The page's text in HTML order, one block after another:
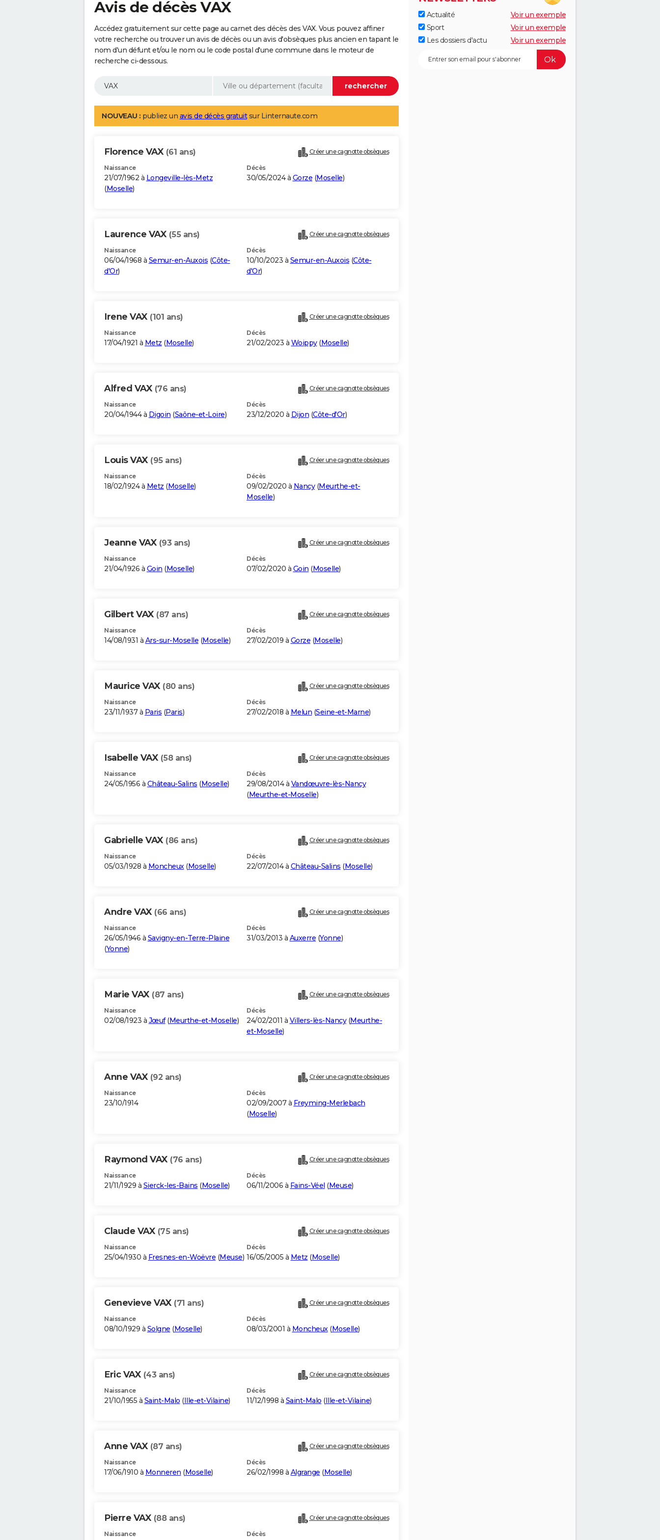
Avis de décès VAX
Accédez gratuitement sur cette page au carnet des décès des VAX. Vous pouvez affiner
votre recherche ou trouver un avis de décès ou un avis d'obsèques plus ancien en tapant le
nom d'un défunt et/ou le nom ou le code postal d'une commune dans le moteur de
recherche ci-dessous.
NOUVEAU : publiez un avis de décès gratuitsur Linternaute.com
Florence VAX (61 ans) Créer une cagnotte obsèques
Naissance
21/07/1962 à Longeville-lès-Metz
(Moselle)
Décès
30/05/2024 à Gorze (Moselle)
Laurence VAX (55 ans) Créer une cagnotte obsèques
Naissance
06/04/1968 à Semur-en-Auxois (Côte-
d'Or)
Décès
10/10/2023 à Semur-en-Auxois (Côte-
d'Or)
Irene VAX (101 ans) Créer une cagnotte obsèques
Naissance
17/04/1921 à Metz (Moselle)
Décès
21/02/2023 à Woippy(Moselle)
Alfred VAX (76 ans) Créer une cagnotte obsèques
Naissance
20/04/1944 à Digoin (Saône-et-Loire)
Décès
23/12/2020 à Dijon (Côte-d'Or)
Louis VAX (95 ans) Créer une cagnotte obsèques
Naissance
18/02/1924 à Metz (Moselle)
Décès
09/02/2020 à Nancy(Meurthe-et-
Moselle)
Jeanne VAX (93 ans) Créer une cagnotte obsèques
Naissance
21/04/1926 à Goin (Moselle)
Décès
07/02/2020 à Goin (Moselle)
Gilbert VAX (87 ans) Créer une cagnotte obsèques
Naissance
14/08/1931 à Ars-sur-Moselle (Moselle)
Décès
27/02/2019 à Gorze (Moselle)
Maurice VAX (80 ans) Créer une cagnotte obsèques
Naissance
23/11/1937 à Paris (Paris)
Décès
27/02/2018 à Melun (Seine-et-Marne)
Isabelle VAX (58 ans) Créer une cagnotte obsèques
Naissance
24/05/1956 à Château-Salins (Moselle)
Décès
29/08/2014 à Vandœuvre-lès-Nancy
(Meurthe-et-Moselle)
Gabrielle VAX (86 ans) Créer une cagnotte obsèques
Naissance
05/03/1928 à Moncheux(Moselle)
Décès
22/07/2014 à Château-Salins (Moselle)
Andre VAX (66 ans) Créer une cagnotte obsèques
Naissance
26/05/1946 à Savigny-en-Terre-Plaine
(Yonne)
Décès
31/03/2013 à Auxerre (Yonne)
Marie VAX (87 ans) Créer une cagnotte obsèques
Naissance
02/08/1923 à Jœuf(Meurthe-et-Moselle)
Décès
24/02/2011 à Villers-lès-Nancy(Meurthe-
et-Moselle)
Anne VAX (92 ans) Créer une cagnotte obsèques
Naissance
23/10/1914
Décès
02/09/2007 à Freyming-Merlebach
(Moselle)
Raymond VAX (76 ans) Créer une cagnotte obsèques
Naissance
21/11/1929 à Sierck-les-Bains (Moselle)
Décès
06/11/2006 à Fains-Véel (Meuse)
Claude VAX (75 ans) Créer une cagnotte obsèques
Naissance
25/04/1930 à Fresnes-en-Woëvre (Meuse)
Décès
16/05/2005 à Metz (Moselle)
Genevieve VAX (71 ans) Créer une cagnotte obsèques
Naissance
08/10/1929 à Solgne (Moselle)
Décès
08/03/2001 à Moncheux(Moselle)
Eric VAX (43 ans) Créer une cagnotte obsèques
Naissance
21/10/1955 à Saint-Malo (Ille-et-Vilaine)
Décès
11/12/1998 à Saint-Malo (Ille-et-Vilaine)
Anne VAX (87 ans) Créer une cagnotte obsèques
Naissance
17/06/1910 à Monneren (Moselle)
Décès
26/02/1998 à Algrange (Moselle)
Pierre VAX (88 ans) Créer une cagnotte obsèques
Naissance Décès
Actualité
Voir un exemple
Sport
Voir un exemple
Les dossiers d'actu
Voir un exemple